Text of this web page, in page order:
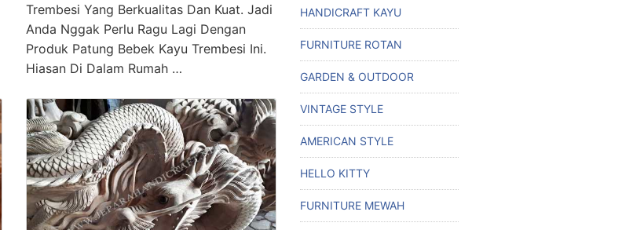
Trembesi Yang Berkualitas Dan Kuat. Jadi
Anda Nggak Perlu Ragu Lagi Dengan
Produk Patung Bebek Kayu Trembesi Ini.
Hiasan Di Dalam Rumah …
HANDICRAFT KAYU
FURNITURE ROTAN
GARDEN & OUTDOOR
VINTAGE STYLE
AMERICAN STYLE
HELLO KITTY
FURNITURE MEWAH